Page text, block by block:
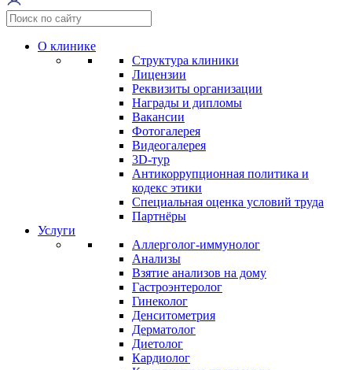
О клинике
Структура клиники
Лицензии
Реквизиты организации
Награды и дипломы
Вакансии
Фотогалерея
Видеогалерея
3D-тур
Антикоррупционная политика и
кодекс этики
Специальная оценка условий труда
Партнёры
Услуги
Аллерголог-иммунолог
Анализы
Взятие анализов на дому
Гастроэнтеролог
Гинеколог
Денситометрия
Дерматолог
Диетолог
Кардиолог